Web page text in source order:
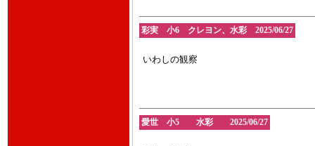
彩実 小6 クレヨン、水彩 2025/06/27
いわしの観察
愛世 小5 水彩 2025/06/27